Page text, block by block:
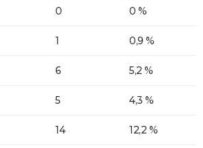
0 0 %
1 0,9 %
6 5,2 %
5 4,3 %
14 12,2 %